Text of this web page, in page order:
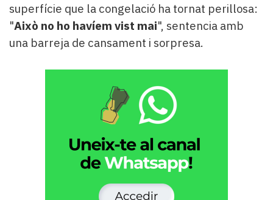
superfície que la congelació ha tornat perillosa:
"Això no ho havíem vist mai", sentencia amb
una barreja de cansament i sorpresa.